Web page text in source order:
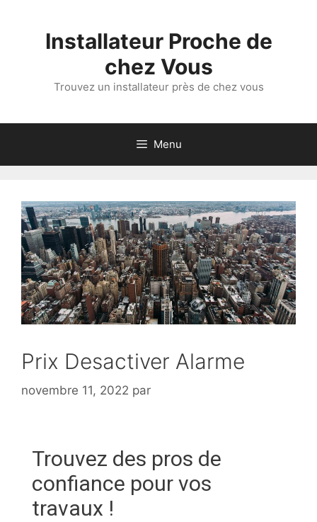
Installateur Proche de
chez Vous
Trouvez un installateur près de chez vous
Menu
Prix Desactiver Alarme
novembre 11, 2022 par
Trouvez des pros de
confiance pour vos
travaux !